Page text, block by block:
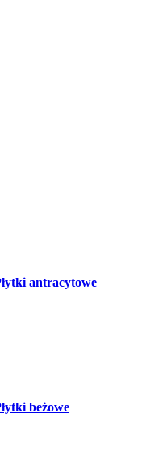
antracytowe
beżowe